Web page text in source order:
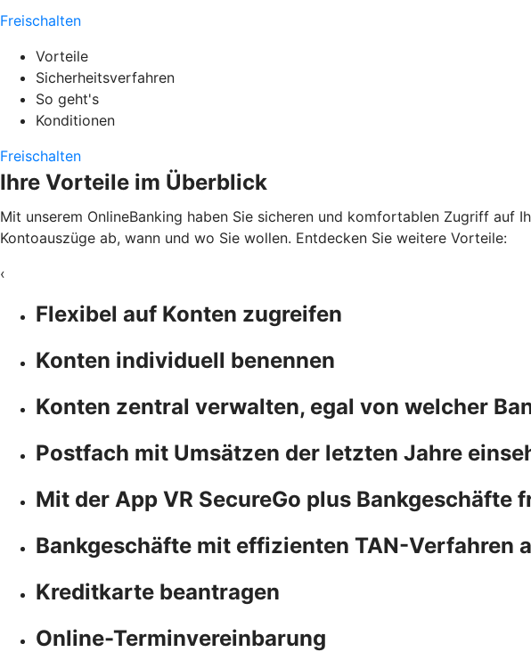
Freischalten
Vorteile
Sicherheitsverfahren
So geht's
Konditionen
Freischalten
Ihre Vorteile im Überblick
Mit unserem OnlineBanking haben Sie sicheren und komfortablen Zugriff auf
Kontoauszüge ab, wann und wo Sie wollen. Entdecken Sie weitere Vorteile:
‹
Flexibel auf Konten zugreifen
Konten individuell benennen
Konten zentral verwalten, egal von welcher
Postfach mit Umsätzen der letzten Jahre
Mit der App VR SecureGo plus Bankgeschäfte
Bankgeschäfte mit effizienten TAN-Verfahren
Kreditkarte beantragen
Online-Terminvereinbarung